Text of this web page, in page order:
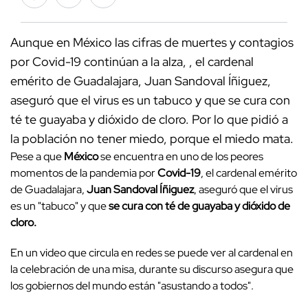
Aunque en México las cifras de muertes y contagios
por Covid-19 continúan a la alza, , el cardenal
emérito de Guadalajara, Juan Sandoval Íñiguez,
aseguró que el virus es un tabuco y que se cura con
té te guayaba y dióxido de cloro. Por lo que pidió a
la población no tener miedo, porque el miedo mata.
Pese a queMéxicose encuentra en uno de los peores
momentos de la pandemia porCovid-19, el cardenal emérito
de Guadalajara,Juan Sandoval Íñiguez, aseguró que el virus
es un "tabuco" y quese cura con té de guayaba y dióxido de
cloro.
En un video que circula en redes se puede ver al cardenal en
la celebración de una misa, durante su discurso asegura que
los gobiernos del mundo están "asustando a todos".